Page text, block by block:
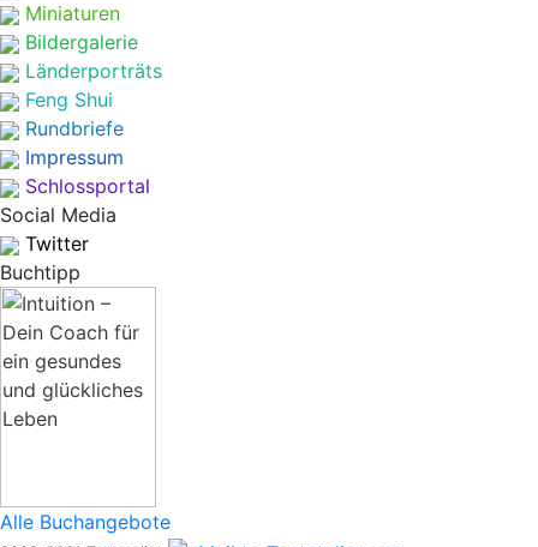
Miniaturen
Bildergalerie
Länderporträts
Feng Shui
Rundbriefe
Impressum
Schlossportal
Social Media
Twitter
Buchtipp
Alle Buchangebote